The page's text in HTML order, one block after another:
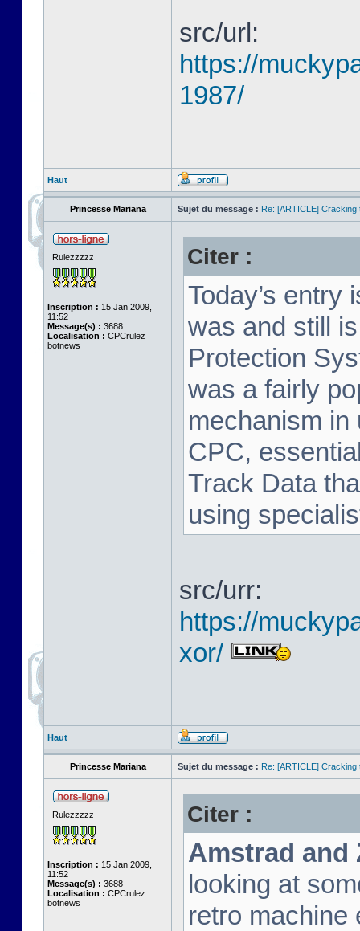
src/url:
https://
1987/
Haut
Princesse Mariana Sujet du message : Re: [ARTICLE] Cracking
Rulezzzzz
Inscription : 15 Jan 2009,
11:52
Message(s) : 3688
Localisation : CPCrulez
botnews
Citer :
Today’s entry
was and still
Protection
was a fairly
mechanism in
CPC,
Track Data
using
src/urr:
https://
xor/
Haut
Princesse Mariana Sujet du message : Re: [ARTICLE] Cracking
Rulezzzzz
Inscription : 15 Jan 2009,
11:52
Message(s) : 3688
Localisation : CPCrulez
botnews
Citer :
Amstrad and
looking at
retro machine